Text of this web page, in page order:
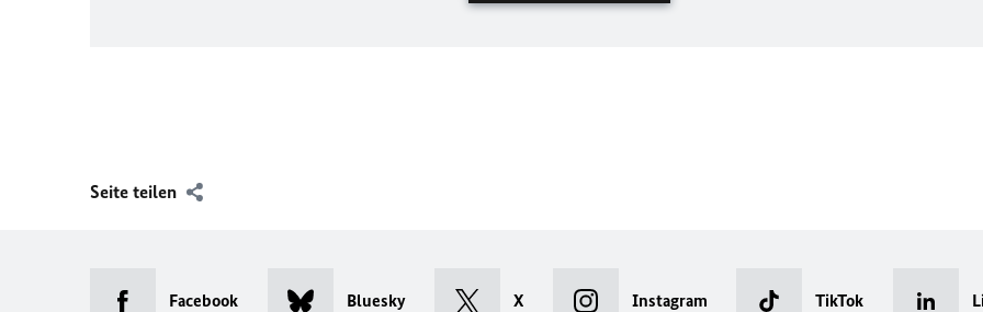
Seite teilen
Facebook Bluesky X Instagram TikTok